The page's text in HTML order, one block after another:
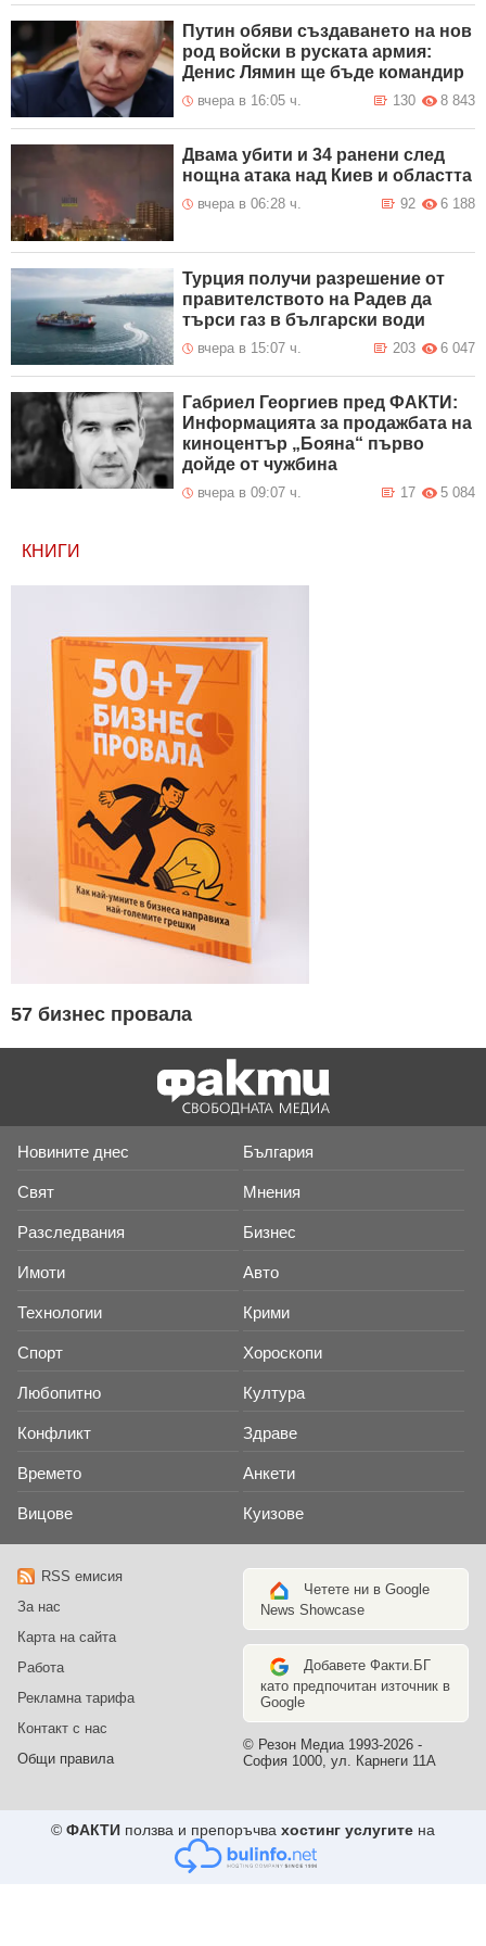
Путин обяви създаването на нов
род войски в руската армия:
Денис Лямин ще бъде командир
вчера в 16:05 ч. 8 843
130
Двама убити и 34 ранени след
нощна атака над Киев и областта
вчера в 06:28 ч. 6 188
92
Турция получи разрешение от
правителството на Радев да
търси газ в български води
вчера в 15:07 ч. 6 047
203
Габриел Георгиев пред ФАКТИ:
Информацията за продажбата на
киноцентър „Бояна“ първо
дойде от чужбина
вчера в 09:07 ч. 5 084
17
КНИГИ
57 бизнес провала
Новините днес България
Свят Мнения
Разследвания Бизнес
Имоти Авто
Технологии Крими
Спорт Хороскопи
Любопитно Култура
Конфликт Здраве
Времето Анкети
Вицове Куизове
RSS емисия
За нас
Карта на сайта
Работа
Рекламна тарифа
Контакт с нас
Общи правила
Четете ни в Google
News Showcase
Добавете Факти.БГ
като предпочитан източник в
Google
© Резон Медиа 1993-2026 -
София 1000, ул. Карнеги 11А
© ФАКТИ ползва и препоръчва хостинг услугите на